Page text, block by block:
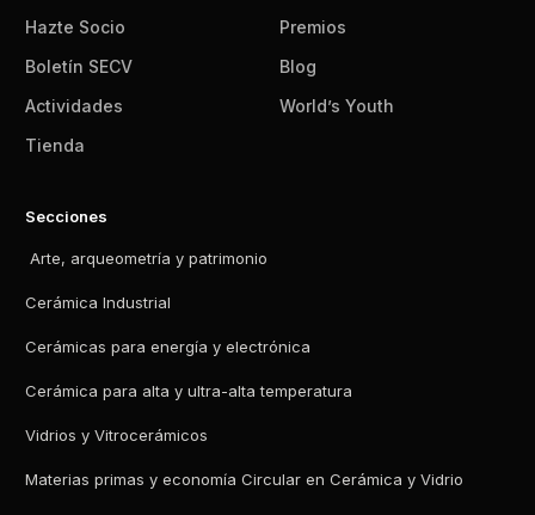
Hazte Socio
Boletín SECV
Actividades
Tienda
Premios
Blog
World’s Youth
Secciones
Arte, arqueometría y patrimonio
Cerámica Industrial
Cerámicas para energía y electrónica
Cerámica para alta y ultra-alta temperatura
Vidrios y Vitrocerámicos
Materias primas y economía Circular en Cerámica y Vidrio